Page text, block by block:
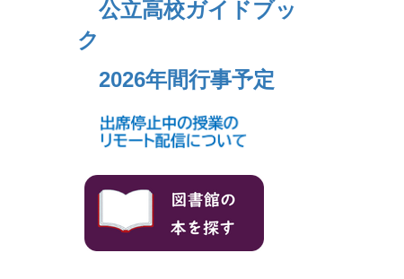
公立高校ガイドブッ
ク
2026年間行事予定